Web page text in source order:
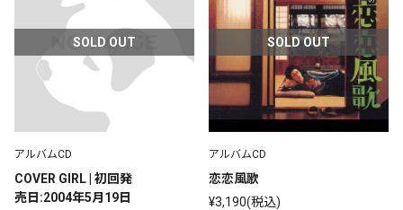
SOLD OUT
アルバムCD
COVER GIRL | 初回発
売日:2004年5月19日
SOLD OUT
アルバムCD
恋恋風歌
¥3,190(税込)